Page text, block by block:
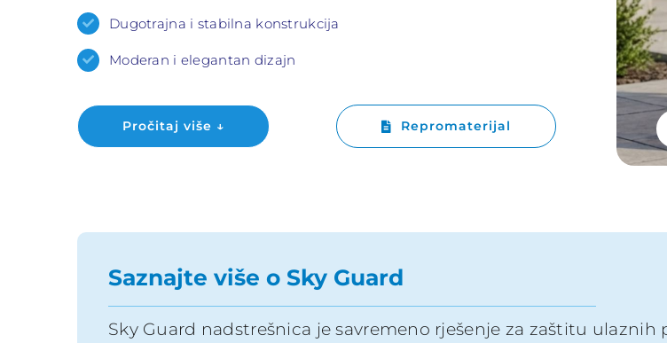
Dugotrajna i stabilna konstrukcija
Moderan i elegantan dizajn
Pročitaj više ↓ Repromaterijal
Saznajte više o Sky Guard
Sky Guard nadstrešnica je savremeno rješenje za zaštitu